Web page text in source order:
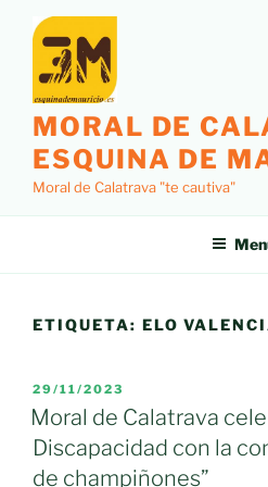
contenido
MORAL DE
ESQUINA DE
Moral de Calatrava "te cautiva"
ETIQUETA: ELO
PUBLICADO
EL
29/11/2023
Moral de Calatrava
Discapacidad con la
de champiñones”